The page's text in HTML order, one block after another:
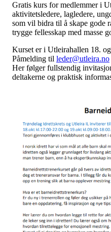
Gratis kurs for medlemmer i
aktivitetsledere, lagledere,
som vil bidra til å skape gode
trygge fellesskap med masse
Kurset er i Utleirahallen 18.
Påmelding til leder@utleira.no
Her følger fullstendig
deltakerne og praktisk